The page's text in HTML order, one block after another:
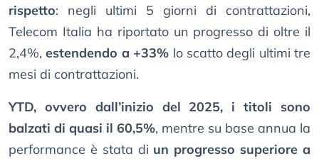
rispetto: negli ultimi 5 giorni di contrattazioni,
Telecom Italia ha riportato un progresso di oltre il
2,4%,estendendo a +33% lo scatto degli ultimi tre
mesi di contrattazioni.
YTD, ovvero dall’inizio del 2025, i titoli sono
balzati di quasi il 60,5%, mentre su base annua la
performance è stata di un progresso superiore a